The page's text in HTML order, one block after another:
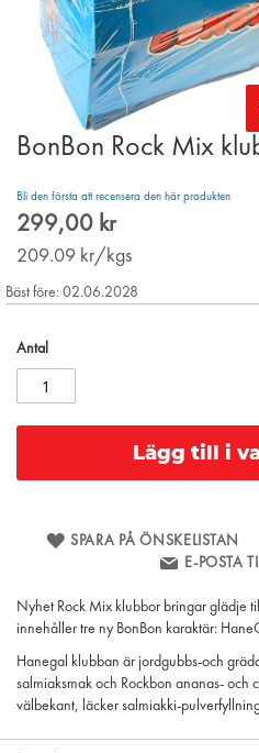
Skip
of
the
gallery
BonBon Rock Mix
Bli den första att recensera den här produkten
299,00 kr
209.09 kr/kgs
Bäst före: 02.06.2028
Antal
Lägg till i
SPARA PÅ ÖNSKELISTAN
E-POSTA
Nyhet Rock Mix klubbor bringar glädje
innehåller tre ny BonBon karaktär:
Hanegal klubban är jordgubbs-och
salmiaksmak och Rockbon ananas- och
välbekant, läcker salmiakki-